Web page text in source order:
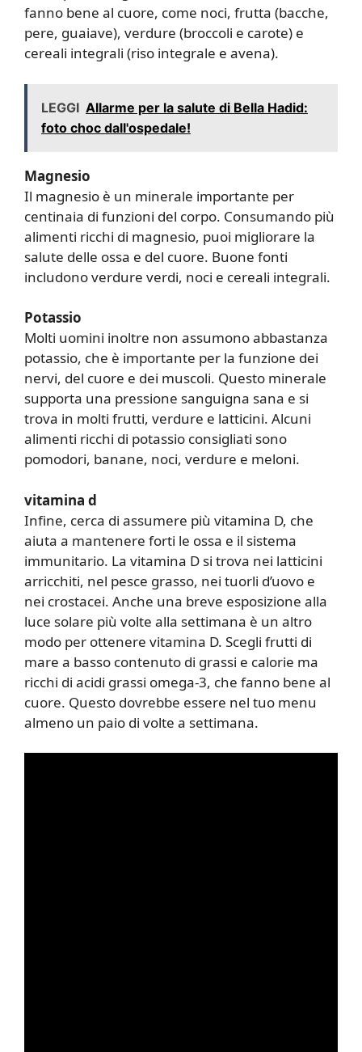
fanno bene al cuore, come noci, frutta (bacche,
pere, guaiave), verdure (broccoli e carote) e
cereali integrali (riso integrale e avena).
LEGGI Allarme per la salute di Bella Hadid:
foto choc dall'ospedale!
Magnesio
Il magnesio è un minerale importante per
centinaia di funzioni del corpo. Consumando più
alimenti ricchi di magnesio, puoi migliorare la
salute delle ossa e del cuore. Buone fonti
includono verdure verdi, noci e cereali integrali.
Potassio
Molti uomini inoltre non assumono abbastanza
potassio, che è importante per la funzione dei
nervi, del cuore e dei muscoli. Questo minerale
supporta una pressione sanguigna sana e si
trova in molti frutti, verdure e latticini. Alcuni
alimenti ricchi di potassio consigliati sono
pomodori, banane, noci, verdure e meloni.
vitamina d
Infine, cerca di assumere più vitamina D, che
aiuta a mantenere forti le ossa e il sistema
immunitario. La vitamina D si trova nei latticini
arricchiti, nel pesce grasso, nei tuorli d’uovo e
nei crostacei. Anche una breve esposizione alla
luce solare più volte alla settimana è un altro
modo per ottenere vitamina D. Scegli frutti di
mare a basso contenuto di grassi e calorie ma
ricchi di acidi grassi omega-3, che fanno bene al
cuore. Questo dovrebbe essere nel tuo menu
almeno un paio di volte a settimana.